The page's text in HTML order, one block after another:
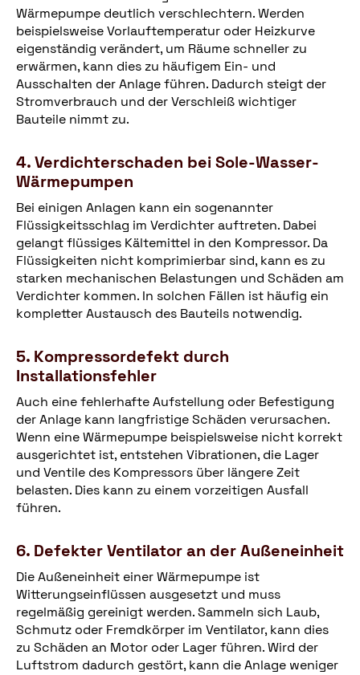
Wärmepumpe deutlich verschlechtern. Werden
beispielsweise Vorlauftemperatur oder Heizkurve
eigenständig verändert, um Räume schneller zu
erwärmen, kann dies zu häufigem Ein- und
Ausschalten der Anlage führen. Dadurch steigt der
Stromverbrauch und der Verschleiß wichtiger
Bauteile nimmt zu.
4. Verdichterschaden bei Sole-Wasser-
Wärmepumpen
Bei einigen Anlagen kann ein sogenannter
Flüssigkeitsschlag im Verdichter auftreten. Dabei
gelangt flüssiges Kältemittel in den Kompressor. Da
Flüssigkeiten nicht komprimierbar sind, kann es zu
starken mechanischen Belastungen und Schäden am
Verdichter kommen. In solchen Fällen ist häufig ein
kompletter Austausch des Bauteils notwendig.
5. Kompressordefekt durch
Installationsfehler
Auch eine fehlerhafte Aufstellung oder Befestigung
der Anlage kann langfristige Schäden verursachen.
Wenn eine Wärmepumpe beispielsweise nicht korrekt
ausgerichtet ist, entstehen Vibrationen, die Lager
und Ventile des Kompressors über längere Zeit
belasten. Dies kann zu einem vorzeitigen Ausfall
führen.
6. Defekter Ventilator an der Außeneinheit
Die Außeneinheit einer Wärmepumpe ist
Witterungseinflüssen ausgesetzt und muss
regelmäßig gereinigt werden. Sammeln sich Laub,
Schmutz oder Fremdkörper im Ventilator, kann dies
zu Schäden an Motor oder Lager führen. Wird der
Luftstrom dadurch gestört, kann die Anlage weniger